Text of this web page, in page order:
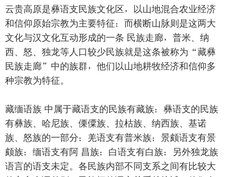
云贵高原是彝语支民族文化区，以山地混合农业经济
和信仰原始宗教为主要特征；而横断山脉则是这两大
文化与汉文化互动形成的一条 民族走廊，普米、纳
西、怒、独龙等人口较少民族就是这条被称为“藏彝
民族走廊”中的族群，他们以山地耕牧经济和信仰多
种宗教为特征。
藏缅语族 中属于藏语支的民族有藏族；彝语支的民族
有彝族、哈尼族、傈僳族、拉枯族、纳西族、基诺
族、怒族的一部分；羌语支有普米族；景颇语支有景
颇族；缅语支有阿 昌族；白语支有白族；另外独龙族
语言的语支未定。各民族内部不同支系之间有比较大